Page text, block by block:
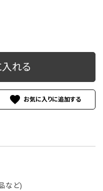
れる
favorite
など)